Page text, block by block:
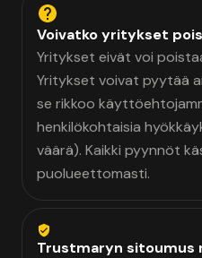
Voivatko yritykset
Yritykset eivät voi
Yritykset voivat pyytää
se rikkoo
henkilökohtaisia
väärä). Kaikki pyynnöt
puolueettomasti.
Trustmaryn sitoumus